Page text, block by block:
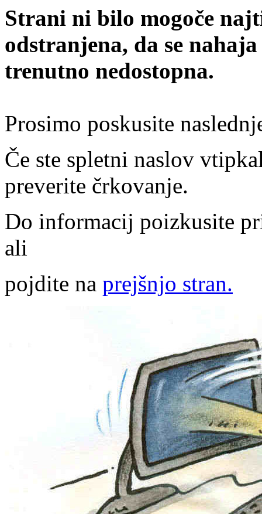
Strani ni bilo mogoče
odstranjena, da se
trenutno nedostopna.
Prosimo poskusite
Če ste spletni naslov
preverite črkovanje.
Do informacij poizkusite
ali
pojdite na prejšnjo stran.